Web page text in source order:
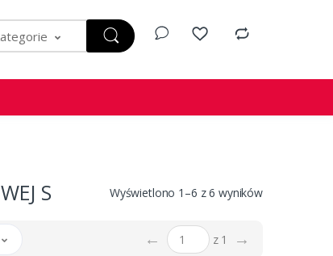
S Wyświetlono 1–6 z 6 wyników
← z 1 →